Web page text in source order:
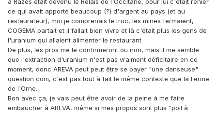
à Razès était devenu le Relais de l'Occitane, pour lui c'était renier
ce qui avait apporté beaucoup (?) d'argent au pays (et au
restaurateur), moi je comprenais le truc, les mines fermaient,
COGEMA partait et il fallait bien vivre et là c'était plus les gens de
l'uranium qui allaient alimenter le restaurant
De plus, les pros me le confirmeront ou non, mais il me semble
que l'extraction d'uranium n'est pas vraiment déficitaire en ce
moment, donc AREVA peut peut être se payer "une danseuse"
question com, c'est pas tout à fait le même contexte que la Ferme
de l'Orne.
Bon avec ça, je vais peut être avoir de la peine à me faire
embaucher à AREVA, même si mes propos sont plus "poil à